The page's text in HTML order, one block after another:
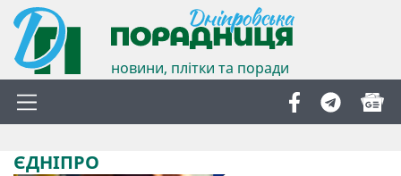
новини, плітки та поради
ЄДНІПРО